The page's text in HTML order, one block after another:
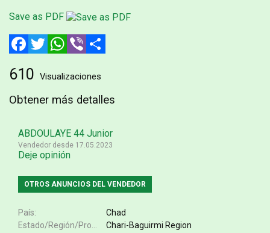
Save as PDF
FacebookTwitterWhatsApp
Viber
610 Visualizaciones
Obtener más detalles
ABDOULAYE 44 Junior
Vendedor desde 17.05.2023
Deje opinión
OTROS ANUNCIOS DEL VENDEDOR
País
Chad
Chari-Baguirmi Region